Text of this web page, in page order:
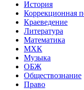
История
Коррекционная
Краеведение
Литература
Математика
МХК
Музыка
ОБЖ
Обществознание
Право